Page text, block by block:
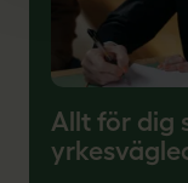
Allt för dig